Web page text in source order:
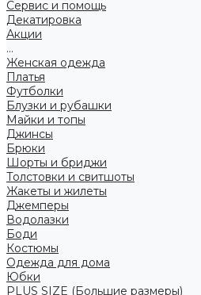
Сервис и помощь
Декатировка
Акции
...
Женская одежда
Платья
Футболки
Блузки и рубашки
Майки и топы
Джинсы
Брюки
Шорты и бриджи
Толстовки и свитшоты
Жакеты и жилеты
Джемперы
Водолазки
Боди
Костюмы
Одежда для дома
Юбки
PLUS SIZE (Большие размеры)